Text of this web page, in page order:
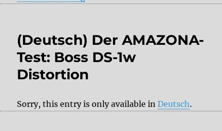
(Deutsch) Der AMAZONA-
Test: Boss DS-1w
Distortion
Sorry, this entry is only available inDeutsch.